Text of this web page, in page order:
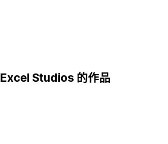
Studios 的作品